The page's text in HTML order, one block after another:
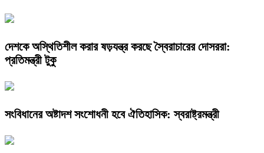
দেশকে অস্থিতিশীল করার ষড়যন্ত্র করছে স্বৈরাচারের দোসররা:
প্রতিমন্ত্রী টুকু
সংবিধানের অষ্টাদশ সংশোধনী হবে ঐতিহাসিক: স্বরাষ্ট্রমন্ত্রী